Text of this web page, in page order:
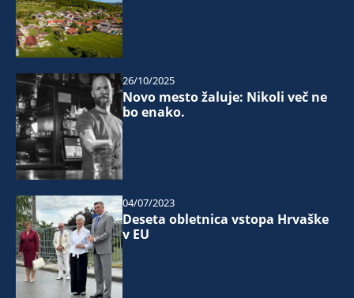
Novo mesto žaluje: Nikoli več ne
bo enako.
26/10/2025
Deseta obletnica vstopa Hrvaške
v EU
04/07/2023